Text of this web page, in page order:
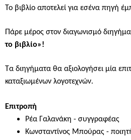
Το βιβλίο αποτελεί για εσένα πηγή
Πάρε μέρος στον διαγωνισμό
το βιβλίο»!
Τα διηγήματα θα αξιολογήσει μία
καταξιωμένων λογοτεχνών.
Επιτροπή
Ρέα Γαλανάκη - συγγραφέας
Κωνσταντίνος Μπούρας-